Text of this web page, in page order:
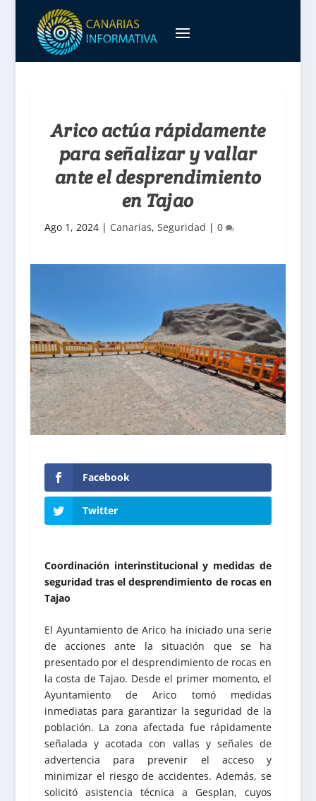
Arico actúa rápidamente
para señalizar y vallar
ante el desprendimiento
en Tajao
Ago 1, 2024| Canarias, Seguridad | 0
Facebook
Twitter
Coordinación interinstitucional y medidas de
seguridad tras el desprendimiento de rocas en
Tajao
El Ayuntamiento de Arico ha iniciado una serie
de acciones ante la situación que se ha
presentado por el desprendimiento de rocas en
la costa de Tajao. Desde el primer momento, el
Ayuntamiento de Arico tomó medidas
inmediatas para garantizar la seguridad de la
población. La zona afectada fue rápidamente
señalada y acotada con vallas y señales de
advertencia para prevenir el acceso y
minimizar el riesgo de accidentes. Además, se
solicitó asistencia técnica a Gesplan, cuyos